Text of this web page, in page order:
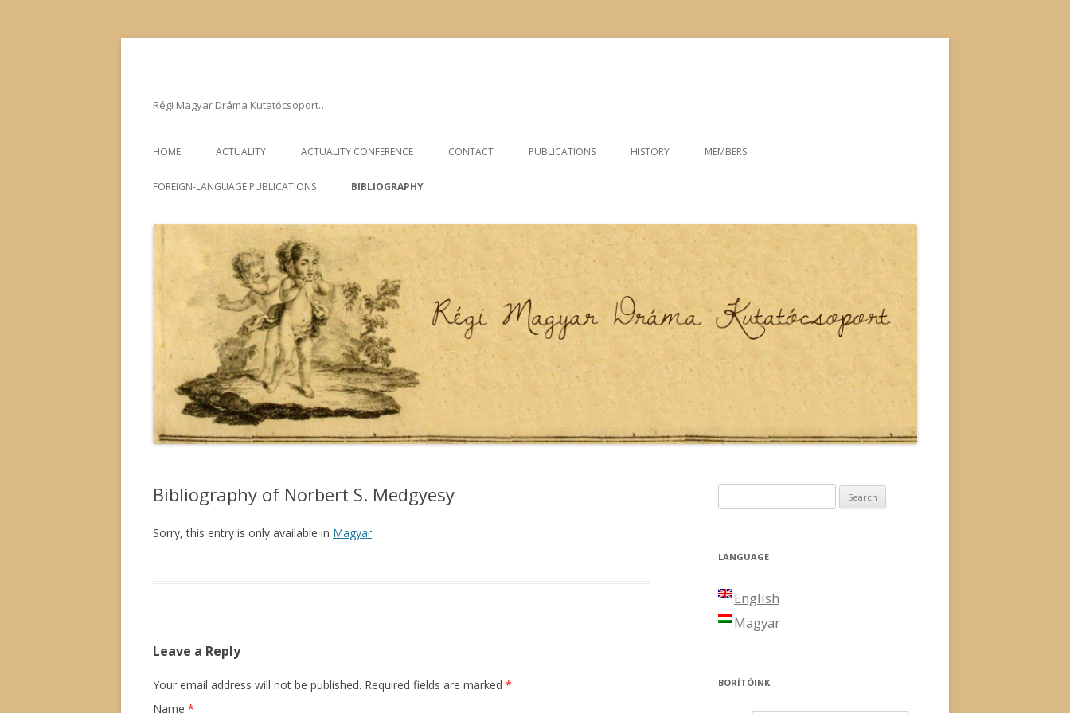
Régi Magyar Dráma Kutatócsoport…
HOME ACTUALITY ACTUALITY CONFERENCE CONTACT PUBLICATIONS HISTORY MEMBERS
FOREIGN-LANGUAGE PUBLICATIONS BIBLIOGRAPHY
Bibliography of Norbert S. Medgyesy
Sorry, this entry is only available in Magyar.
Leave a Reply
Your email address will not be published. Required fields are marked *
Name *
LANGUAGE
English
Magyar
BORÍTÓINK